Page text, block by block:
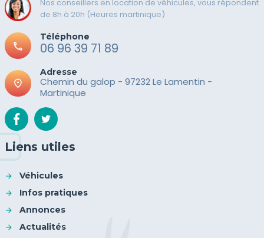
Nos conseillers en location de véhicules, vous répondent
de 8h à 20h (Heures martinique)
call
Téléphone
06 96 39 71 89
place
Adresse
Chemin du galop - 97232 Le Lamentin -
Martinique
Liens utiles
Véhicules
Infos pratiques
Annonces
Actualités